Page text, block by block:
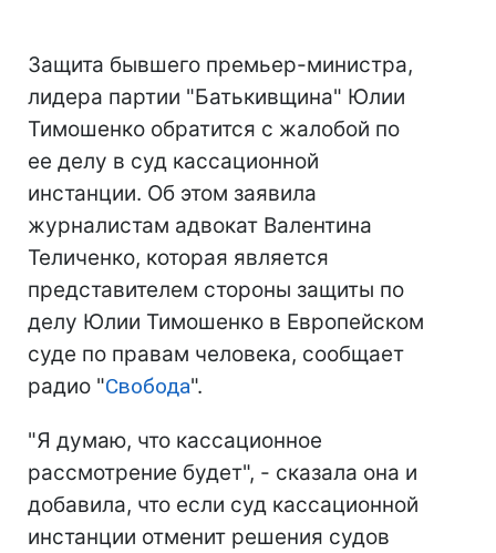
Защита бывшего премьер-министра,
лидера партии "Батькивщина" Юлии
Тимошенко обратится с жалобой по
ее делу в суд кассационной
инстанции. Об этом заявила
журналистам адвокат Валентина
Теличенко, которая является
представителем стороны защиты по
делу Юлии Тимошенко в Европейском
суде по правам человека, сообщает
радио "Свобода".
"Я думаю, что кассационное
рассмотрение будет", - сказала она и
добавила, что если суд кассационной
инстанции отменит решения судов